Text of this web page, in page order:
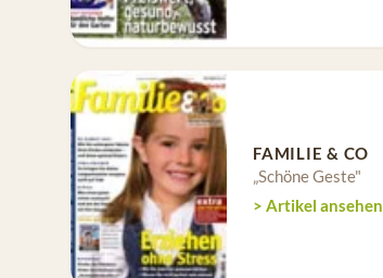
FAMILIE & CO
„Schöne Geste"
> Artikel ansehen